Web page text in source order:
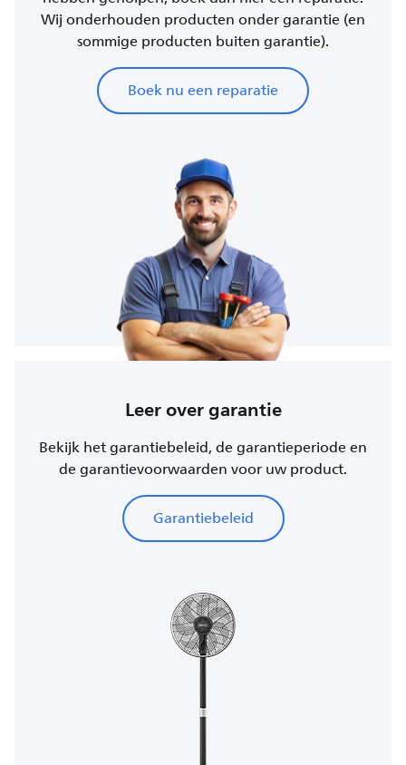
Wij onderhouden producten onder garantie (en
sommige producten buiten garantie).
Boek nu een reparatie
Leer over garantie
Bekijk het garantiebeleid, de garantieperiode en
de garantievoorwaarden voor uw product.
Garantiebeleid